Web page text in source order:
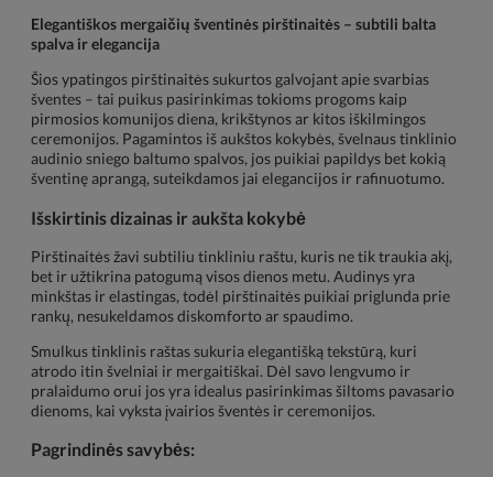
Elegantiškos mergaičių šventinės pirštinaitės – subtili balta
spalva ir elegancija
Šios ypatingos pirštinaitės sukurtos galvojant apie svarbias
šventes – tai puikus pasirinkimas tokioms progoms kaip
pirmosios komunijos diena, krikštynos ar kitos iškilmingos
ceremonijos. Pagamintos iš aukštos kokybės, švelnaus tinklinio
audinio sniego baltumo spalvos, jos puikiai papildys bet kokią
šventinę aprangą, suteikdamos jai elegancijos ir rafinuotumo.
Išskirtinis dizainas ir aukšta kokybė
Pirštinaitės žavi subtiliu tinkliniu raštu, kuris ne tik traukia akį,
bet ir užtikrina patogumą visos dienos metu. Audinys yra
minkštas ir elastingas, todėl pirštinaitės puikiai priglunda prie
rankų, nesukeldamos diskomforto ar spaudimo.
Smulkus tinklinis raštas sukuria elegantišką tekstūrą, kuri
atrodo itin švelniai ir mergaitiškai. Dėl savo lengvumo ir
pralaidumo orui jos yra idealus pasirinkimas šiltoms pavasario
dienoms, kai vyksta įvairios šventės ir ceremonijos.
Pagrindinės savybės: